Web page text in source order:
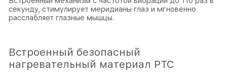
секунду, стимулирует меридианы глаз и мгновенно
расслабляет глазные мышцы.
Встроенный безопасный
нагревательный материал PTC